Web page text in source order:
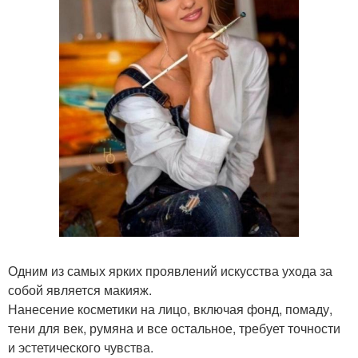
Одним из самых ярких проявлений искусства ухода за
собой является макияж.
Нанесение косметики на лицо, включая фонд, помаду,
тени для век, румяна и все остальное, требует точности
и эстетического чувства.